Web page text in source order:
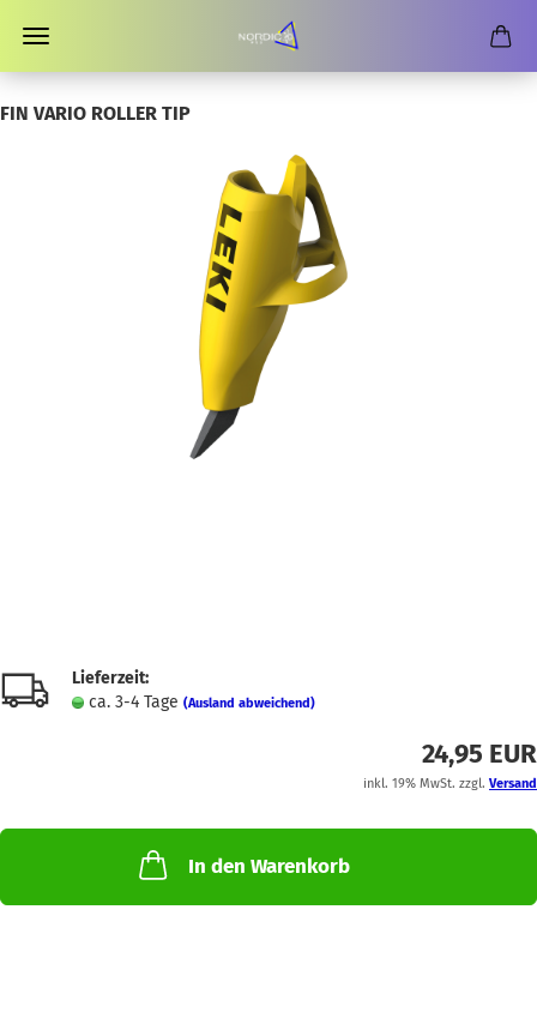
FIN VARIO ROLLER TIP
Lieferzeit:
ca. 3-4 Tage (Ausland abweichend)
24,95 EUR
inkl. 19% MwSt. zzgl. Versand
In den Warenkorb